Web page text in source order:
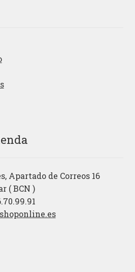
Apartado de Correos 16
( BCN )